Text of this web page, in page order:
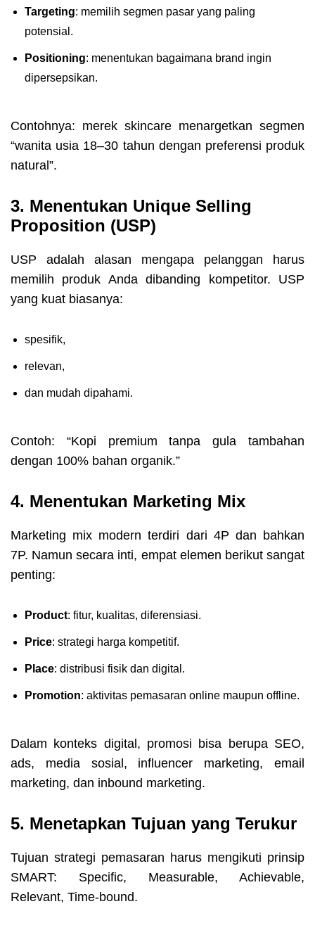
Targeting: memilih segmen pasar yang paling
potensial.
Positioning: menentukan bagaimana brand ingin
dipersepsikan.
Contohnya: merek skincare menargetkan segmen
“wanita usia 18–30 tahun dengan preferensi produk
natural”.
3. Menentukan Unique Selling
Proposition (USP)
USP adalah alasan mengapa pelanggan harus
memilih produk Anda dibanding kompetitor. USP
yang kuat biasanya:
spesifik,
relevan,
dan mudah dipahami.
Contoh: “Kopi premium tanpa gula tambahan
dengan 100% bahan organik.”
4. Menentukan Marketing Mix
Marketing mix modern terdiri dari 4P dan bahkan
7P. Namun secara inti, empat elemen berikut sangat
penting:
Product: fitur, kualitas, diferensiasi.
Price: strategi harga kompetitif.
Place: distribusi fisik dan digital.
Promotion: aktivitas pemasaran online maupun offline.
Dalam konteks digital, promosi bisa berupa SEO,
ads, media sosial, influencer marketing, email
marketing, dan inbound marketing.
5. Menetapkan Tujuan yang Terukur
Tujuan strategi pemasaran harus mengikuti prinsip
SMART: Specific, Measurable, Achievable,
Relevant, Time-bound.